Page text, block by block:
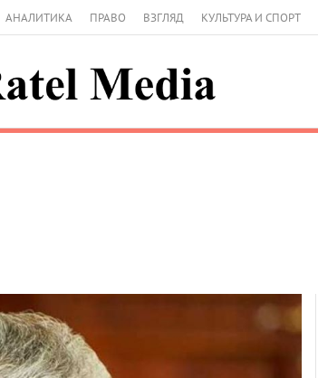
АНАЛИТИКА ПРАВО ВЗГЛЯД КУЛЬТУРА И СПОРТ